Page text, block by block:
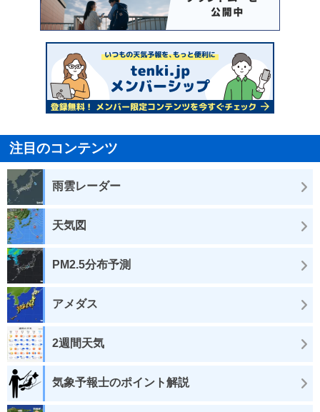
注目のコンテンツ
雨雲レーダー
天気図
PM2.5分布予測
アメダス
2週間天気
気象予報士のポイント解説